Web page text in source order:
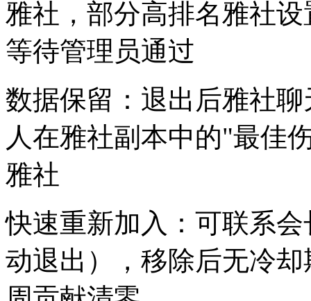
雅社，部分高排名雅社
等待管理员通过
数据保留：退出后雅社
人在雅社副本中的"最佳
雅社
快速重新加入：可联系
动退出），移除后无冷